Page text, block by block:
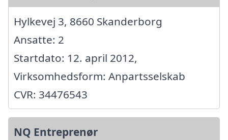
Hylkevej 3, 8660 Skanderborg
Ansatte: 2
Startdato: 12. april 2012,
Virksomhedsform: Anpartsselskab
CVR: 34476543
NQ Entreprenør